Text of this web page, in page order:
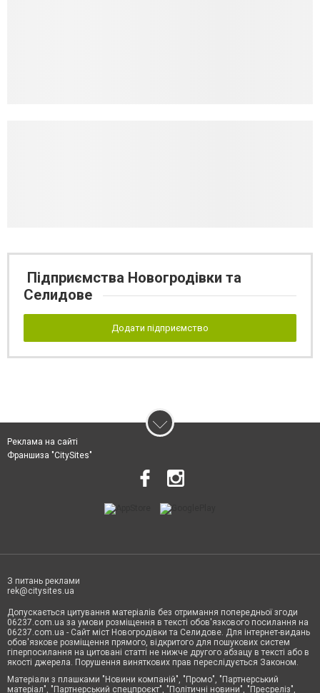
Підприємства Новогродівки та
Селидове
Додати підприємство
Реклама на сайті
Франшиза "CitySites"
З питань реклами
rek@citysites.ua
Допускається цитування матеріалів без отримання попередньої згоди
06237.com.ua за умови розміщення в тексті обов'язкового посилання на
06237.com.ua - Сайт міст Новогродівки та Селидове. Для інтернет-видань
обов'язкове розміщення прямого, відкритого для пошукових систем
гіперпосилання на цитовані статті не нижче другого абзацу в тексті або в
якості джерела. Порушення виняткових прав переслідується Законом.
Матеріали з плашками "Новини компаній", "Промо", "Партнерський
матеріал", "Партнерський спецпроєкт", "Політичні новини", "Пресреліз",